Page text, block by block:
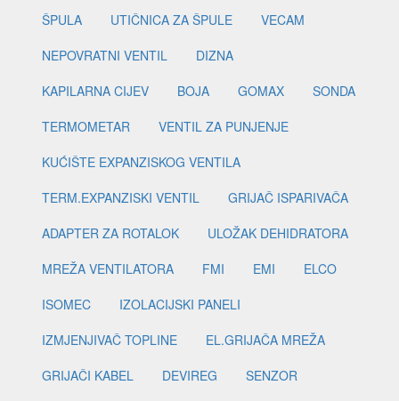
ŠPULA UTIČNICA ZA ŠPULE
VECAM
NEPOVRATNI VENTIL
DIZNA
KAPILARNA CIJEV
BOJA GOMAX
SONDA
TERMOMETAR
VENTIL ZA PUNJENJE
KUĆIŠTE EXPANZISKOG VENTILA
TERM.EXPANZISKI VENTIL
GRIJAČ ISPARIVAČA
ADAPTER ZA ROTALOK
ULOŽAK DEHIDRATORA
MREŽA VENTILATORA
FMI EMI
ELCO
ISOMEC
IZOLACIJSKI PANELI
IZMJENJIVAČ TOPLINE
EL.GRIJAČA MREŽA
GRIJAČI KABEL
DEVIREG
SENZOR